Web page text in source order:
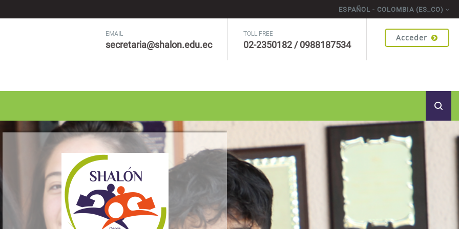
ESPAÑOL - COLOMBIA ‎(ES_CO)‎
Acceder
EMAIL
secretaria@shalon.edu.ec
TOLL FREE
02-2350182 / 0988187534